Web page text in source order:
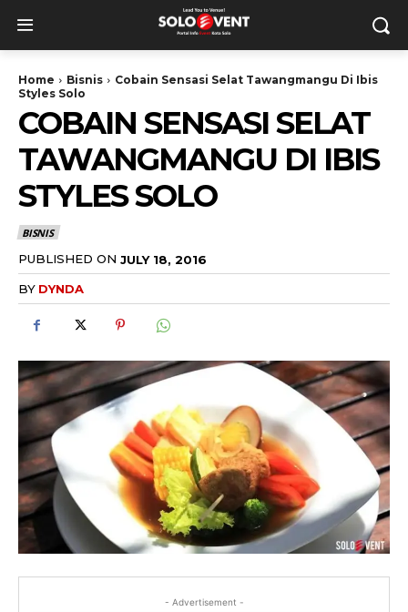
Home Bisnis
Cobain Sensasi Selat Tawangmangu Di Ibis
Styles Solo
COBAIN SENSASI SELAT
TAWANGMANGU DI IBIS
STYLES SOLO
BISNIS
PUBLISHED ON JULY 18, 2016
BY DYNDA
- Advertisement -